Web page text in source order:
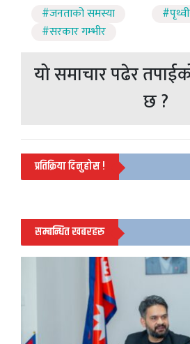
#जनताको समस्या
#सरकार गम्भीर
यो समाचार पढेर
छ ?
प्रतिक्रिया दिनुहोस !
सम्बन्धित खबरहरु